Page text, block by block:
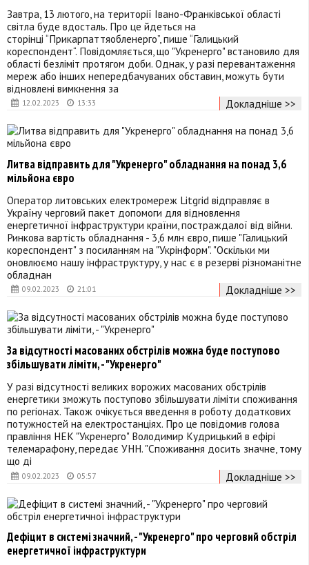
12.02.2023 13:33
Завтра, 13 лютого, на території Івано-Франківської області
світла буде вдосталь. Про це йдеться на
сторінці “Прикарпаттяобленерго”, пише “Галицький
кореспондент“. Повідомляється, що "Укренерго" встановило для
області безліміт протягом доби. Однак, у разі перевантаження
мереж або інших непередбачуваних обставин, можуть бути
відновлені вимкнення за
Докладніше >>
09.02.2023 21:01
Литва відправить для "Укренерго" обладнання на понад 3,6
мільйона євро
Оператор литовських електромереж Litgrid відправляє в
Україну черговий пакет допомоги для відновлення
енергетичної інфраструктури країни, постраждалої від війни.
Ринкова вартість обладнання - 3,6 млн євро, пише "Галицький
кореспондент" з посиланням на "Укрінформ". "Оскільки ми
оновлюємо нашу інфраструктуру, у нас є в резерві різноманітне
обладнан
Докладніше >>
09.02.2023 05:57
За відсутності масованих обстрілів можна буде поступово
збільшувати ліміти, - "Укренерго"
У разі відсутності великих ворожих масованих обстрілів
енергетики зможуть поступово збільшувати ліміти споживання
по регіонах. Також очікується введення в роботу додаткових
потужностей на електростанціях. Про це повідомив голова
правління НЕК "Укренерго" Володимир Кудрицький в ефірі
телемарафону, передає УНН. "Споживання досить значне, тому
що ді
Докладніше >>
Дефіцит в системі значний, - "Укренерго" про черговий обстріл
енергетичної інфраструктури